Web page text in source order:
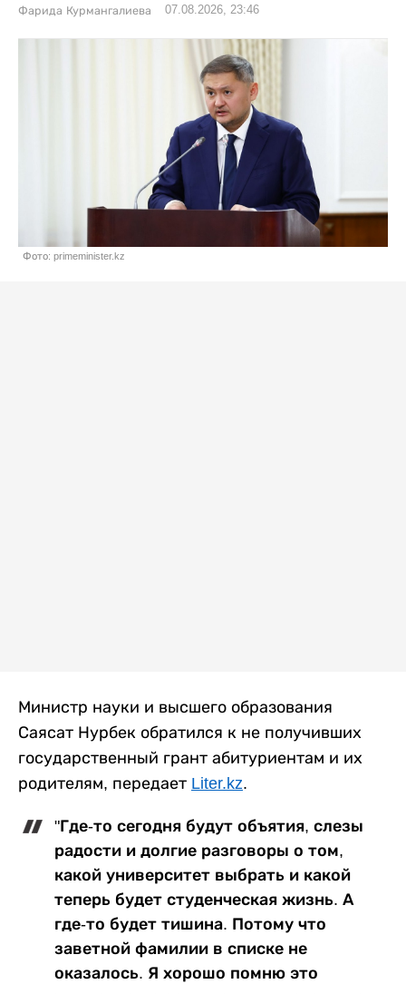
Фарида Курмангалиева 07.08.2026, 23:46
Фото: primeminister.kz
Министр науки и высшего образования
Саясат Нурбек обратился к не получивших
государственный грант абитуриентам и их
родителям, передает Liter.kz.
"Где-то сегодня будут объятия, слезы
радости и долгие разговоры о том,
какой университет выбрать и какой
теперь будет студенческая жизнь. А
где-то будет тишина. Потому что
заветной фамилии в списке не
оказалось. Я хорошо помню это